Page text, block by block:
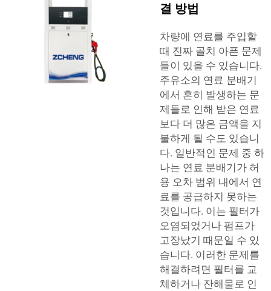
결 방법
차량에 연료를 주입할
때 진짜 골치 아픈 문제
들이 있을 수 있습니다.
주유소의 연료 분배기
에서 흔히 발생하는 문
제들로 인해 받은 연료
보다 더 많은 금액을 지
불하게 될 수도 있습니
다. 일반적인 문제 중 하
나는 연료 분배기가 허
용 오차 범위 내에서 연
료를 공급하지 못하는
것입니다. 이는 필터가
오염되었거나 펌프가
고장났기 때문일 수 있
습니다. 이러한 문제를
해결하려면 필터를 교
체하거나 잔해물로 인